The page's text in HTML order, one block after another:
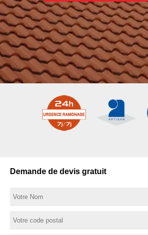
Demande de devis gratuit